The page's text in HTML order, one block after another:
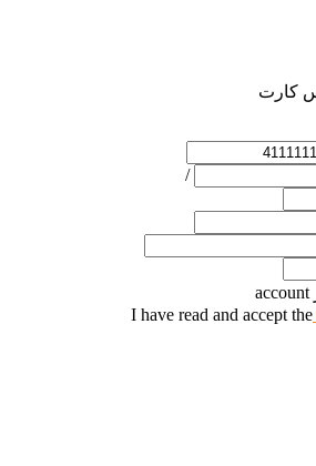
/